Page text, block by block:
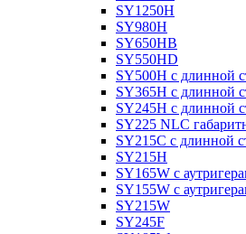
SY1250H
SY980H
SY650HB
SY550HD
SY500H с длинной
SY365H с длинной
SY245H с длинной
SY225 NLC
SY215C с длинной
SY215H
SY165W с
SY155W с
SY215W
SY245F